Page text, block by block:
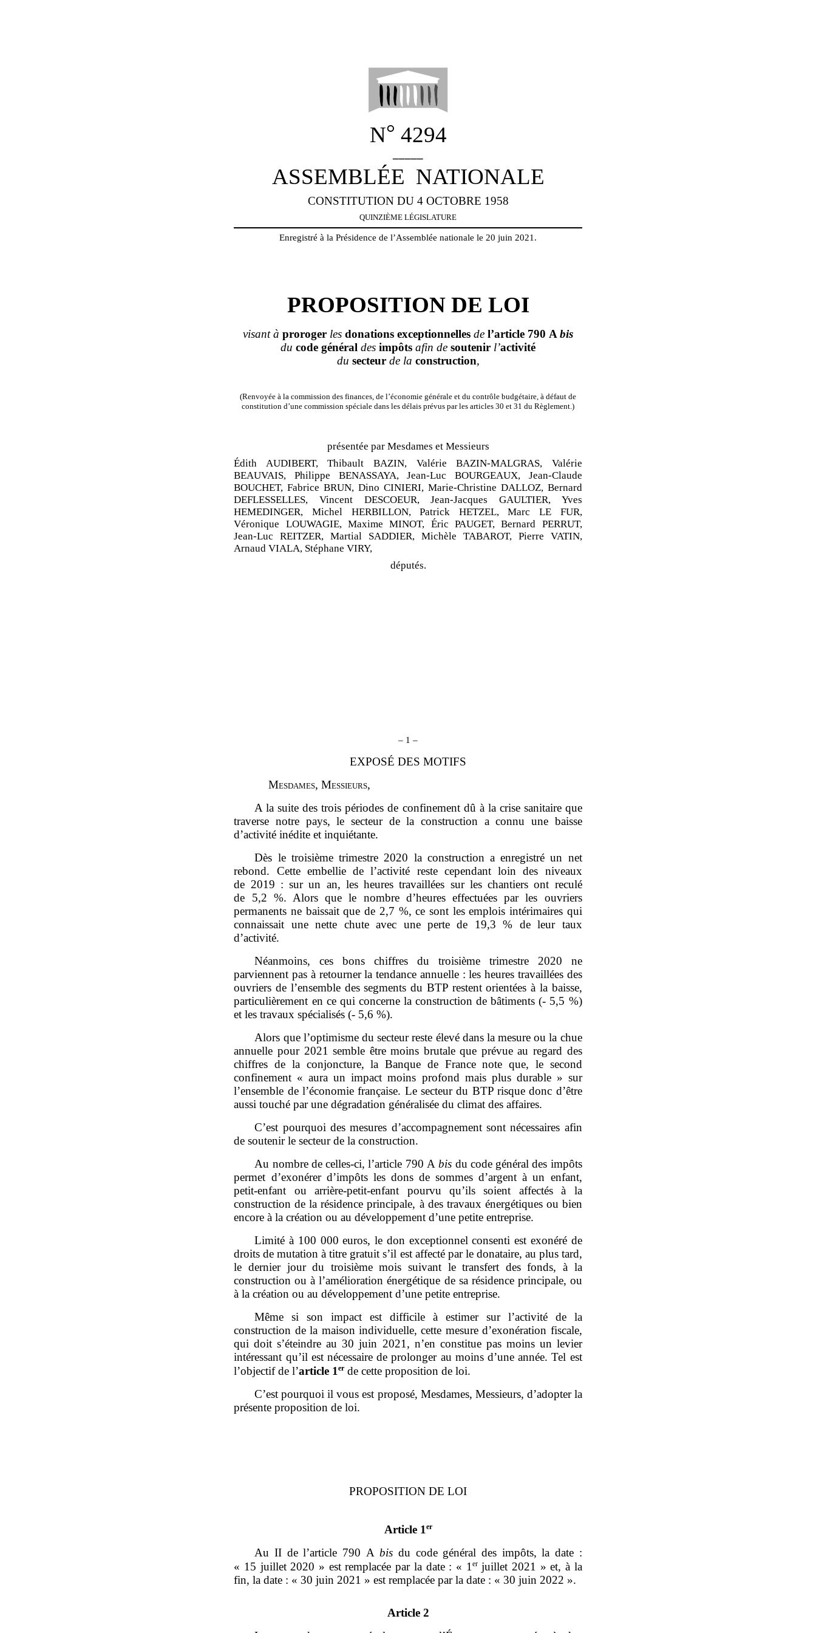
N° 4294
ASSEMBLÉE NATIONALE
CONSTITUTION DU 4 OCTOBRE 1958
QUINZIÈME LÉGISLATURE
Enregistré à la Présidence de l’Assemblée nationale le 20 juin 2021.
PROPOSITION DE LOI
visant à proroger les donations exceptionnelles de l’article 790 A bis
du code général des impôts afin de soutenir l’activité
du secteurde la construction,
(Renvoyée à la commission des finances, de l’économie générale et du contrôle budgétaire, à défaut de
constitution d’une commission spéciale dans les délais prévus par les articles 30 et 31 du Règlement.)
présentée par Mesdames et Messieurs
Édith AUDIBERT, Thibault BAZIN, Valérie BAZIN‑MALGRAS, Valérie
BEAUVAIS, Philippe BENASSAYA, Jean‑Luc BOURGEAUX, Jean‑Claude
BOUCHET, Fabrice BRUN, Dino CINIERI, Marie‑Christine DALLOZ, Bernard
DEFLESSELLES, Vincent DESCOEUR, Jean‑Jacques GAULTIER, Yves
HEMEDINGER, Michel HERBILLON, Patrick HETZEL, Marc LE
FUR,
Véronique LOUWAGIE, Maxime MINOT, Éric PAUGET, Bernard PERRUT,
Jean‑Luc REITZER, Martial SADDIER, Michèle TABAROT, Pierre VATIN,
Arnaud VIALA, Stéphane VIRY,
députés.
– 1 –
EXPOSÉ DES MOTIFS
Mesdames, Messieurs,
A la suite des trois périodes de confinement dû à la crise sanitaire que
traverse notre pays, le secteur de la construction a connu une baisse
d’activité inédite et inquiétante.
Dès le troisième trimestre 2020 la construction a enregistré un net
rebond. Cette embellie de l’activité reste cependant loin des niveaux
de 2019 : sur un an, les heures travaillées sur les chantiers ont reculé
de 5,2 %. Alors que le nombre d’heures effectuées par les ouvriers
permanents ne baissait que de 2,7 %, ce sont les emplois intérimaires qui
connaissait une nette chute avec une perte de 19,3 % de leur taux
d’activité.
Néanmoins, ces bons chiffres du troisième trimestre 2020 ne
parviennent pas à retourner la tendance annuelle : les heures travaillées des
ouvriers de l’ensemble des segments du BTP restent orientées à la baisse,
particulièrement en ce qui concerne la construction de bâtiments (‑ 5,5 %)
et les travaux spécialisés (‑ 5,6 %).
Alors que l’optimisme du secteur reste élevé dans la mesure ou la chue
annuelle pour 2021 semble être moins brutale que prévue au regard des
chiffres de la conjoncture, la Banque de France note que, le second
confinement « aura un impact moins profond mais plus durable » sur
l’ensemble de l’économie française. Le secteur du BTP risque donc d’être
aussi touché par une dégradation généralisée du climat des affaires.
C’est pourquoi des mesures d’accompagnement sont nécessaires afin
de soutenir le secteur de la construction.
Au nombre de celles‑ci, l’article 790 Abis du code général des impôts
permet d’exonérer d’impôts les dons de sommes d’argent à un enfant,
petit‑enfant ou arrière‑petit‑enfant pourvu qu’ils soient affectés à la
construction de la résidence principale, à des travaux énergétiques ou bien
encore à la création ou au développement d’une petite entreprise.
Limité à 100 000 euros, le don exceptionnel consenti est exonéré de
droits de mutation à titre gratuit s’il est affecté par le donataire, au plus tard,
le dernier jour du troisième mois suivant le transfert des fonds, à la
construction ou à l’amélioration énergétique de sa résidence principale, ou
à la création ou au développement d’une petite entreprise.
Même si son impact est difficile à estimer sur l’activité de la
construction de la maison individuelle, cette mesure d’exonération fiscale,
qui doit s’éteindre au 30 juin 2021, n’en constitue pas moins un levier
intéressant qu’il est nécessaire de prolonger au moins d’une année. Tel est
l’objectif de l’article 1er de cette proposition de loi.
C’est pourquoi il vous est proposé, Mesdames, Messieurs, d’adopter la
présente proposition de loi.
PROPOSITION DE LOI
Article 1er
Au II de l’article 790 Abis du code général des impôts, la date :
« 15 juillet 2020 » est remplacée par la date : « 1erjuillet 2021 » et, à la
fin, la date : « 30 juin 2021 » est remplacée par la date : « 30 juin 2022 ».
Article 2